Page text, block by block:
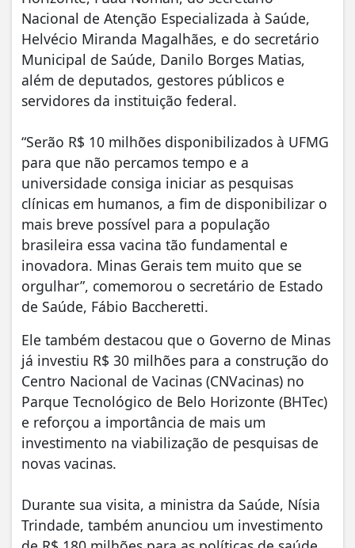
Nacional de Atenção Especializada à Saúde,
Helvécio Miranda Magalhães, e do secretário
Municipal de Saúde, Danilo Borges Matias,
além de deputados, gestores públicos e
servidores da instituição federal.
“Serão R$ 10 milhões disponibilizados à UFMG
para que não percamos tempo e a
universidade consiga iniciar as pesquisas
clínicas em humanos, a fim de disponibilizar o
mais breve possível para a população
brasileira essa vacina tão fundamental e
inovadora. Minas Gerais tem muito que se
orgulhar”, comemorou o secretário de Estado
de Saúde, Fábio Baccheretti.
Ele também destacou que o Governo de Minas
já investiu R$ 30 milhões para a construção do
Centro Nacional de Vacinas (CNVacinas) no
Parque Tecnológico de Belo Horizonte (BHTec)
e reforçou a importância de mais um
investimento na viabilização de pesquisas de
novas vacinas.
Durante sua visita, a ministra da Saúde, Nísia
Trindade, também anunciou um investimento